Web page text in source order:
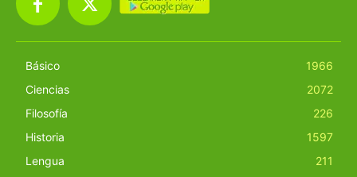
Básico
1966
Ciencias
2072
Filosofía
226
Historia
1597
Lengua
211